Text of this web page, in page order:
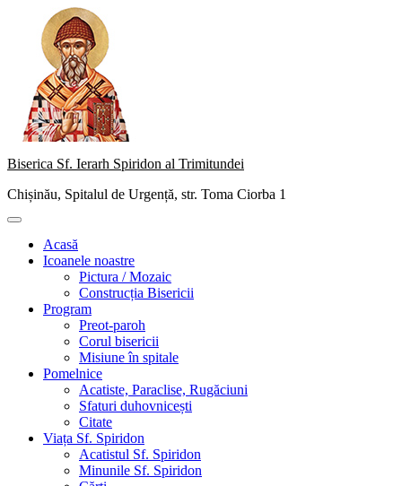
content
Biserica Sf. Ierarh Spiridon al Trimitundei
Chișinău, Spitalul de Urgență, str. Toma Ciorba 1
Primary
Acasă
Icoanele noastre
Pictura / Mozaic
Construcția Bisericii
Program
Preot-paroh
Corul bisericii
Misiune în spitale
Pomelnice
Acatiste, Paraclise, Rugăciuni
Sfaturi duhovnicești
Citate
Viața Sf. Spiridon
Acatistul Sf. Spiridon
Minunile Sf. Spiridon